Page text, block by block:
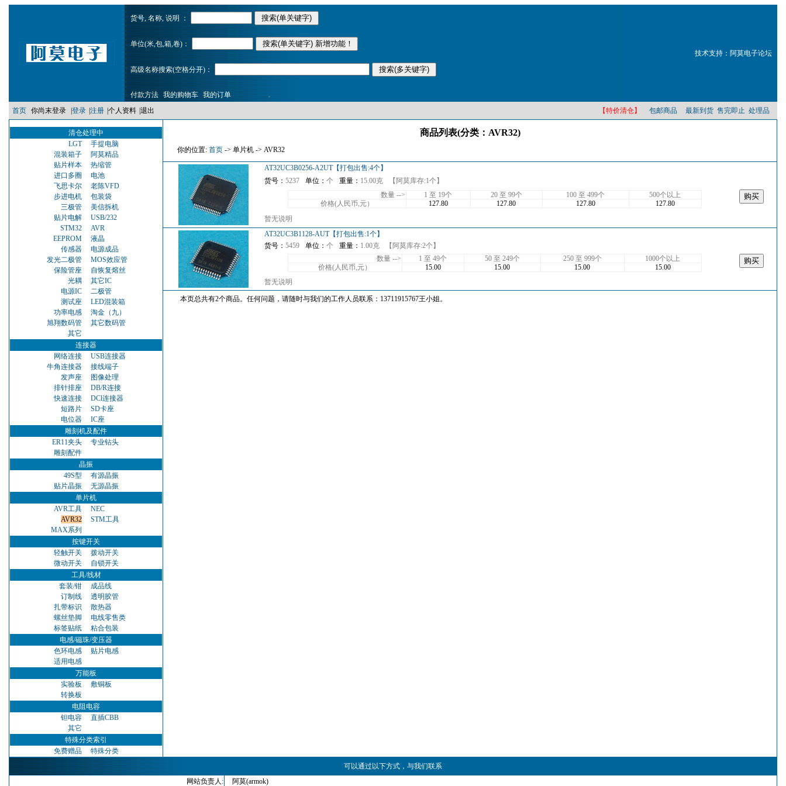
货号, 名称, 说明 ：
单位(米,包,箱,卷)：
高级名称搜索(空格分开)：
付款方法 我的购物车 我的订单 .
技术支持：阿莫电子论坛
首页 你尚末登录 登录 注册 个人资料 退出 【特价清仓】 包邮商品 最新到货 售完即止 处理品
清仓处理中
LGT
手提电脑
混装箱子
阿莫精品
贴片样本
热缩管
进口多圈
电池
飞思卡尔
老陈VFD
步进电机
包装袋
三极管
美信拆机
贴片电解
USB/232
STM32
AVR
EEPROM
液晶
传感器
电源成品
发光二极管
MOS效应管
保险管座
自恢复熔丝
光耦
其它IC
电源IC
二极管
测试座
LED混装箱
功率电感
淘金（九）
旭翔数码管
其它数码管
其它
连接器
网络连接
USB连接器
牛角连接器
接线端子
发声座
图像处理
排针排座
DB/R连接
快速连接
DCl连接器
短路片
SD卡座
电位器
IC座
雕刻机及配件
ER11夹头
专业钻头
雕刻配件
晶振
49S型
有源晶振
贴片晶振
无源晶振
单片机
AVR工具
NEC
AVR32
STM工具
MAX系列
按键开关
轻触开关
拨动开关
微动开关
自锁开关
工具/线材
套装/钳
成品线
订制线
透明胶管
扎带标识
散热器
螺丝垫脚
电线零售类
标签贴纸
粘合包装
电感/磁珠/变压器
色环电感
贴片电感
适用电感
万能板
实验板
敷铜板
转换板
电阻电容
钽电容
直插CBB
其它
特殊分类索引
免费赠品
特殊分类
商品列表(分类：AVR32)
你的位置: 首页 -> 单片机 -> AVR32
AT32UC3B0256-A2UT【打包出售:4个】
货号： 5237 单位： 个 重量： 15.00克
【阿莫库存:1个】
数量 -->
1 至 19个 20 至 99个 100 至 499个
500个以上
价格(人民币,元）
127.80 127.80 127.80
127.80
暂无说明
AT32UC3B1128-AUT【打包出售:1个】
货号： 5459 单位： 个 重量： 1.00克
【阿莫库存:2个】
数量 -->
1 至 49个 50 至 249个 250 至 999个
1000个以上
价格(人民币,元）
15.00 15.00 15.00
15.00
暂无说明
本页总共有2个商品。任何问题，请随时与我们的工作人员联系：13711915767王小姐。
可以通过以下方式，与我们联系
网站负责人:
阿莫(armok)